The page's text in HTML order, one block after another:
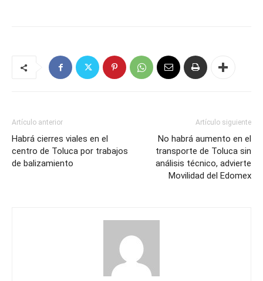
Artículo anterior
Habrá cierres viales en el
centro de Toluca por trabajos
de balizamiento
Artículo siguiente
No habrá aumento en el
transporte de Toluca sin
análisis técnico, advierte
Movilidad del Edomex